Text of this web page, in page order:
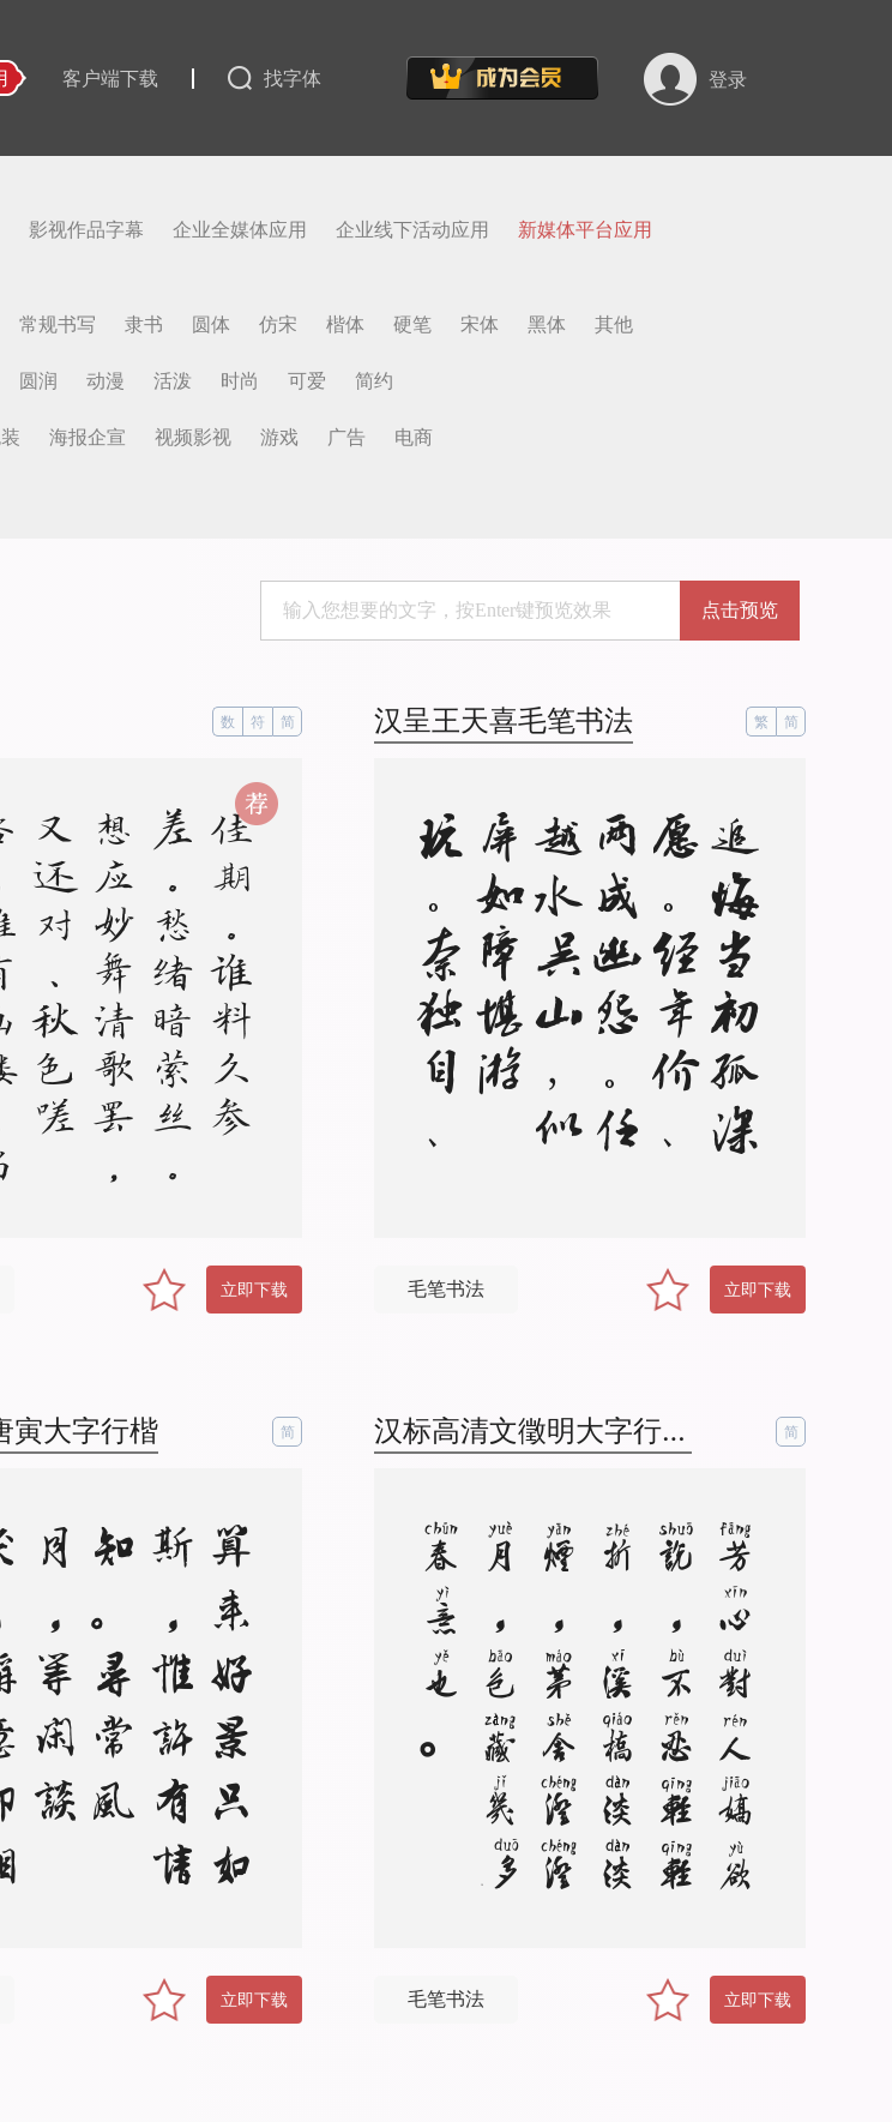
客户端下载 找字体 登录
影视作品字幕 企业全媒体应用 企业线下活动应用
新媒体平台应用
常规书写 隶书 圆体 仿宋 楷体 硬笔 宋体 黑体 其他
圆润 动漫 活泼 时尚 可爱 简约
海报企宣 视频影视 游戏 广告 电商
点击预览
数 符 简
佳
期
。
谁
料
久
参
差
。
愁
绪
暗
萦
丝
。
想
应
妙
舞
清
歌
罢
，
又
还
对
、
秋
色
嗟
咨
。
惟
有
画
楼
，
当
时
明
月
，
两
处
照
相
思
立即下载
汉呈王天喜毛笔书法 繁 简
追
悔
当
初
孤
深
愿
。
经
年
价
、
两
成
幽
怨
。
任
越
水
吴
山
，
似
屏
如
障
堪
游
玩
。
奈
独
自
、
慵
抬
眼
。
赏
烟
花
，
听
弦
管
。
图
欢
笑
、
转
加
肠
断
。
更
时
展
丹
青
，
强
拈
书
信
频
频
看
。
又
争
似
、
亲
相
见
毛笔书法 立即下载
寅大字行楷 简
算
来
好
景
只
如
斯
，
惟
许
有
情
知
。
寻
常
风
月
，
等
闲
谈
笑
，
称
意
即
相
宜
。
十
年
青
鸟
音
尘
断
，
往
事
不
胜
思
立即下载
汉标高清文徵明大字行书拼音 简
芳
心
对
人
娇
欲
说
，
不
忍
轻
轻
折
，
溪
桥
淡
淡
烟
，
茅
舍
澄
澄
月
，
包
藏
几
多
春
意
也
。
毛笔书法 立即下载